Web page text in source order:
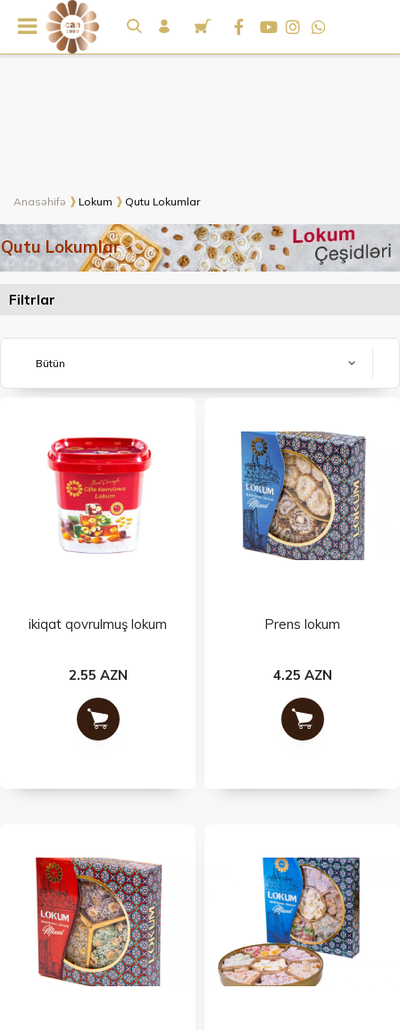
Anasəhifə Lokum Qutu Lokumlar
Qutu Lokumlar
Filtrlar
ikiqat qovrulmuş lokum
2.55 AZN
Prens lokum
4.25 AZN